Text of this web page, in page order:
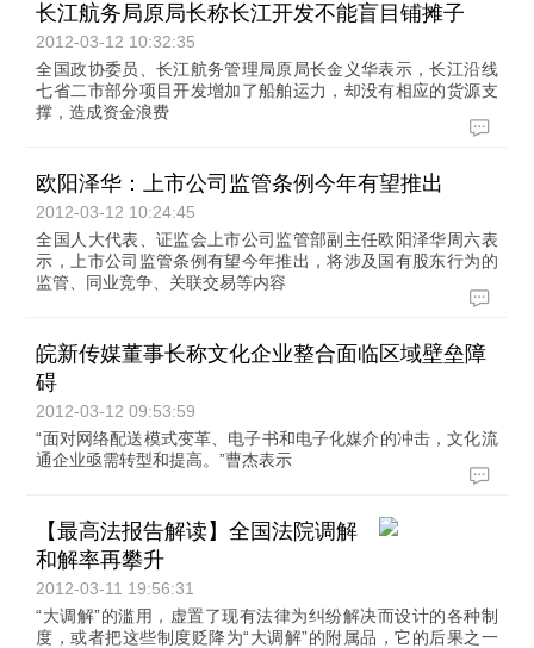
长江航务局原局长称长江开发不能盲目铺摊子
2012-03-12 10:32:35
全国政协委员、长江航务管理局原局长金义华表示，长江沿线
七省二市部分项目开发增加了船舶运力，却没有相应的货源支
撑，造成资金浪费
欧阳泽华：上市公司监管条例今年有望推出
2012-03-12 10:24:45
全国人大代表、证监会上市公司监管部副主任欧阳泽华周六表
示，上市公司监管条例有望今年推出，将涉及国有股东行为的
监管、同业竞争、关联交易等内容
皖新传媒董事长称文化企业整合面临区域壁垒障
碍
2012-03-12 09:53:59
“面对网络配送模式变革、电子书和电子化媒介的冲击，文化流
通企业亟需转型和提高。”曹杰表示
【最高法报告解读】全国法院调解
和解率再攀升
2012-03-11 19:56:31
“大调解”的滥用，虚置了现有法律为纠纷解决而设计的各种制
度，或者把这些制度贬降为“大调解”的附属品，它的后果之一